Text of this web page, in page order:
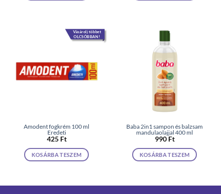
Vásárolj többet
OLCSÓBBAN!
Amodent fogkrém 100 ml
Eredeti
425 Ft
KOSÁRBA TESZEM
Baba 2in1 sampon és balzsam
mandulaolajjal 400 ml
990 Ft
KOSÁRBA TESZEM